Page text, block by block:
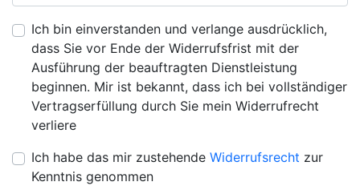
Ich bin einverstanden und verlange ausdrücklich,
dass Sie vor Ende der Widerrufsfrist mit der
Ausführung der beauftragten Dienstleistung
beginnen. Mir ist bekannt, dass ich bei vollständiger
Vertragserfüllung durch Sie mein Widerrufrecht
verliere
Ich habe das mir zustehende Widerrufsrecht zur
Kenntnis genommen